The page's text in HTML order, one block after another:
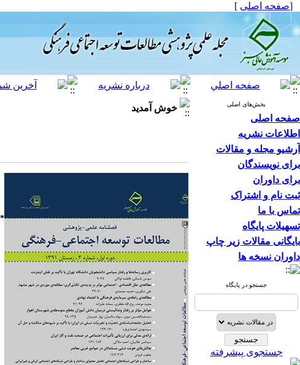
[صفحه اصلی ]
بخش‌های اصلی
صفحه اصلی
اطلاعات نشریه
آرشیو مجله و مقالات
برای نویسندگان
برای داوران
ثبت نام و اشتراک
تماس با ما
تسهیلات پایگاه
بایگانی مقالات زیر چاپ
داوران نسخه ها
جستجو در پایگاه
جستجوی پیشرفته
خوش آمدید